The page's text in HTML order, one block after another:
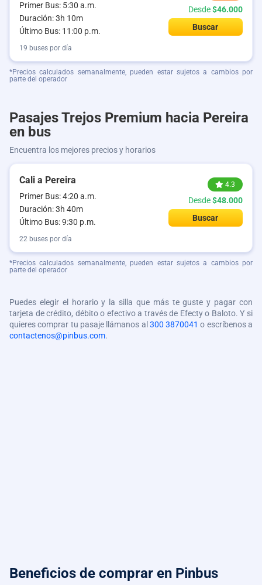
Primer Bus: 5:30 a.m.
Duración: 3h 10m
Último Bus: 11:00 p.m.
Desde$46.000
Buscar
19 buses por día
*Precios calculados semanalmente, pueden estar sujetos a cambios por
parte del operador
Pasajes Trejos Premium hacia Pereira
en bus
Encuentra los mejores precios y horarios
Cali a Pereira
Primer Bus: 4:20 a.m.
Duración: 3h 40m
Último Bus: 9:30 p.m.
4.3
Desde$48.000
Buscar
22 buses por día
*Precios calculados semanalmente, pueden estar sujetos a cambios por
parte del operador
Puedes elegir el horario y la silla que más te guste y pagar con
tarjeta de crédito, débito o efectivo a través de Efecty o Baloto. Y si
quieres comprar tu pasaje llámanos al 300 3870041 o escríbenos a
contactenos@pinbus.com.
Beneficios de comprar en Pinbus